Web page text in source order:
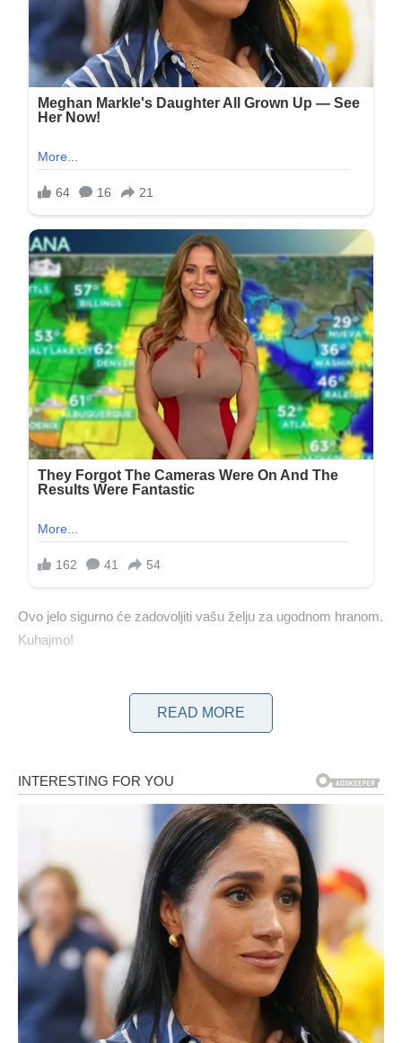
Ovo jelo sigurno će zadovoljiti vašu želju za ugodnom hranom.
Kuhajmo!
Vrijeme pripreme: 20 minuta
POTREBNI SASTOJCI:
1 mrkva oguljena i naribana
1 poriluk ili glavica luka nasjeckana
2 jaja
1 šalica jogurta od vanilije
200 g (7 oz) pšeničnog brašna
3 rajčice, tanko narezane
naribani sir po izboru
svježi peršin, nasjeckani
Posoliti i popapriti po ukusu
READ MORE